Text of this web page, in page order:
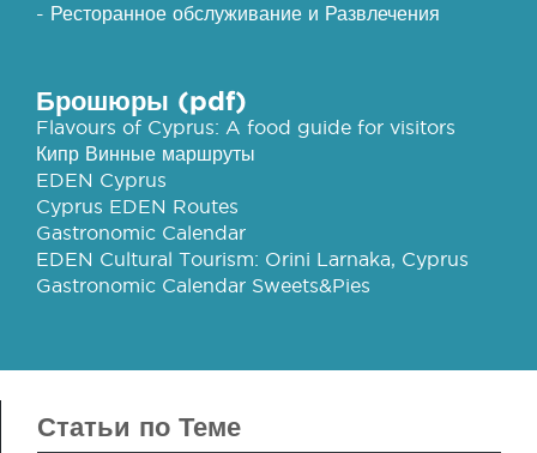
- Ресторанное обслуживание и Развлечения
Брошюры (pdf)
Flavours of Cyprus: A food guide for visitors
Кипр Винные маршруты
EDEN Cyprus
Cyprus EDEN Routes
Gastronomic Calendar
EDEN Cultural Tourism: Orini Larnaka, Cyprus
Gastronomic Calendar Sweets&Pies
Статьи по Теме